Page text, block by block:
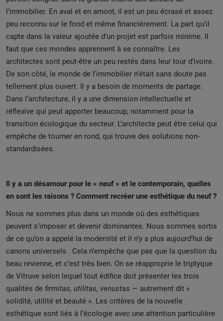
l’immobilier. En aval et en amont, il est un peu écrasé et assez
peu reconnu sur le fond et même financièrement. La part qu’il
capte dans la valeur ajoutée d’un projet est parfois minime. Il
faut que ces mondes apprennent à se connaître. Les
architectes sont peut-être un peu restés dans leur tour d’ivoire.
De son côté, le monde de l’immobilier n’était sans doute pas
tellement plus ouvert. Il y a besoin de moments de partage.
Dans l’architecture, il y a une dimension intellectuelle et
réflexive qui peut apporter beaucoup, notamment pour la
transition écologique du secteur. L’architecte peut être celui qui
empêche de tourner en rond, qui trouve des solutions non-
standardisées.
Il y a un désamour pour le « neuf » et le contemporain, quelles
en sont les raisons ? Comment recréer une esthétique du neuf ?
Nous ne sommes plus dans un monde où des esthétiques
peuvent s’imposer et devenir dominantes. Nous sommes sortis
de ce qu’on a appelé la modernité et il n’y a plus aujourd’hui de
canons universels. Cela n’empêche que pas que la question du
beau revienne, et c’est très bien. On se réapproprie le triptyque
de Vitruve selon lequel tout édifice doit présenter les trois
qualités de firmitas, utilitas, venustas — autrement dit «
solidité, utilité et beauté ». Les critères de la nouvelle
esthétique sont liés à l’écologie avec une attention particulière